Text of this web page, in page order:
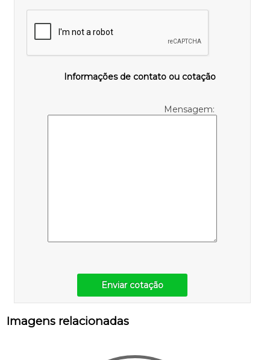
Informações de contato ou cotação
Mensagem:
Enviar cotação
Imagens relacionadas